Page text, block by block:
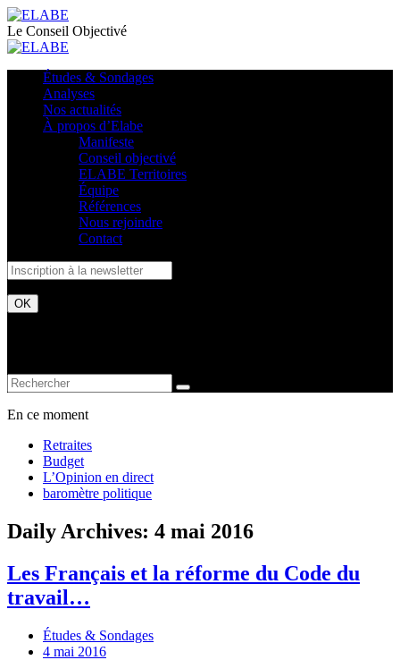
Le Conseil Objectivé
Études & Sondages
Analyses
Nos actualités
À propos d’Elabe
Manifeste
Conseil objectivé
ELABE Territoires
Équipe
Références
Nous rejoindre
Contact
En ce moment
Retraites
Budget
L’Opinion en direct
baromètre politique
Daily Archives: 4 mai 2016
Les Français et la réforme du Code du
travail…
Études & Sondages
4 mai 2016